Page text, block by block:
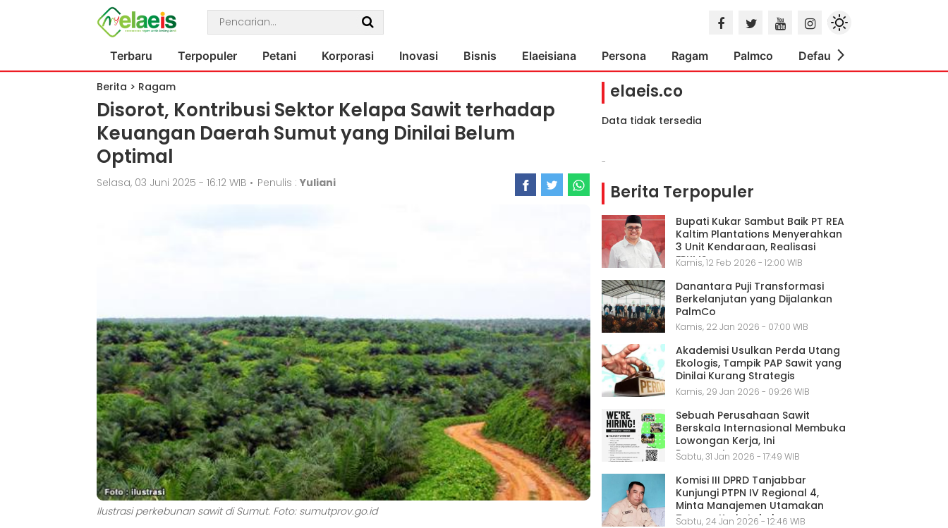
Terbaru Terpopuler Petani Korporasi Inovasi Bisnis Elaeisiana Persona Ragam Palmco Default
Berita > Ragam
Disorot, Kontribusi Sektor Kelapa Sawit terhadap
Keuangan Daerah Sumut yang Dinilai Belum
Optimal
Selasa, 03 Juni 2025 - 16:12 WIB • Penulis : Yuliani
Ilustrasi perkebunan sawit di Sumut. Foto: sumutprov.go.id
elaeis.co
Data tidak tersedia
-
Berita Terpopuler
Bupati Kukar Sambut Baik PT REA
Kaltim Plantations Menyerahkan
3 Unit Kendaraan, Realisasi
FPKMS
Kamis, 12 Feb 2026 - 12:00 WIB
Danantara Puji Transformasi
Berkelanjutan yang Dijalankan
PalmCo
Kamis, 22 Jan 2026 - 07:00 WIB
Akademisi Usulkan Perda Utang
Ekologis, Tampik PAP Sawit yang
Dinilai Kurang Strategis
Kamis, 29 Jan 2026 - 09:26 WIB
Sebuah Perusahaan Sawit
Berskala Internasional Membuka
Lowongan Kerja, Ini
Persyaratannya
Sabtu, 31 Jan 2026 - 17:49 WIB
Komisi III DPRD Tanjabbar
Kunjungi PTPN IV Regional 4,
Minta Manajemen Utamakan
Tenaga Kerja Lokal
Sabtu, 24 Jan 2026 - 12:46 WIB